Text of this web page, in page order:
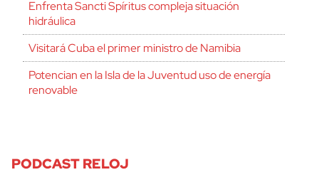
Enfrenta Sancti Spíritus compleja situación
hidráulica
Visitará Cuba el primer ministro de Namibia
Potencian en la Isla de la Juventud uso de energía
renovable
PODCAST RELOJ